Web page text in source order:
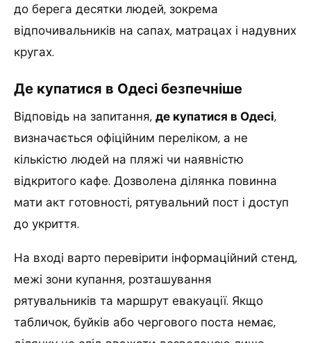
до берега десятки людей, зокрема
відпочивальників на сапах, матрацах і надувних
кругах.
Де купатися в Одесі безпечніше
Відповідь на запитання, де купатися в Одесі,
визначається офіційним переліком, а не
кількістю людей на пляжі чи наявністю
відкритого кафе. Дозволена ділянка повинна
мати акт готовності, рятувальний пост і доступ
до укриття.
На вході варто перевірити інформаційний стенд,
межі зони купання, розташування
рятувальників та маршрут евакуації. Якщо
табличок, буйків або чергового поста немає,